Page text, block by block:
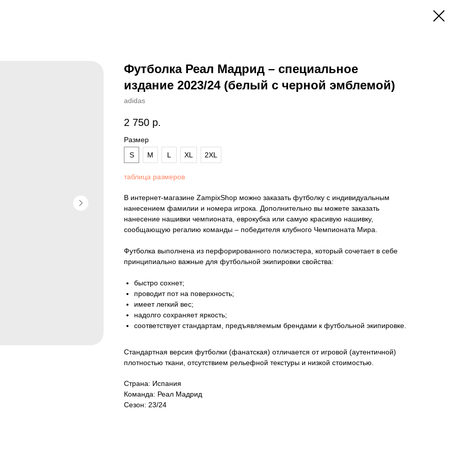
Футболка Реал Мадрид – специальное
издание 2023/24 (белый с черной эмблемой)
adidas
2 750 р.
Размер
S
M L XL 2XL
таблица размеров
В интернет-магазине ZampixShop можно заказать футболку с индивидуальным
нанесением фамилии и номера игрока. Дополнительно вы можете заказать
нанесение нашивки чемпионата, еврокубка или самую красивую нашивку,
сообщающую регалию команды – победителя клубного Чемпионата Мира.
Футболка выполнена из перфорированного полиэстера, который сочетает в себе
принципиально важные для футбольной экипировки свойства:
быстро сохнет;
проводит пот на поверхность;
имеет легкий вес;
надолго сохраняет яркость;
соответствует стандартам, предъявляемым брендами к футбольной экипировке.
Стандартная версия футболки (фанатская) отличается от игровой (аутентичной)
плотностью ткани, отсутствием рельефной текстуры и низкой стоимостью.
Страна: Испания
Команда: Реал Мадрид
Сезон: 23/24